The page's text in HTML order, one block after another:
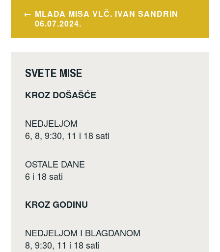
e
b
o
k
er e
Navigacija
objava
MLADA MISA VLČ. IVAN SANDRIN
06.07.2024.
SVETE MISE
KROZ DOŠAŠĆE
NEDJELJOM
6, 8, 9:30, 11 i 18 sati
OSTALE DANE
6 i 18 sati
KROZ GODINU
NEDJELJOM I BLAGDANOM
8, 9:30, 11 i 18 sati